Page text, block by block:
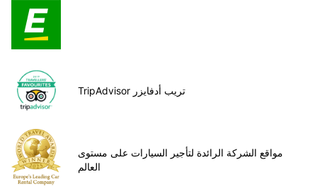
TripAdvisor تريب أدفايزر
مواقع الشركة الرائدة لتأجير السيارات على مستوى
العالم